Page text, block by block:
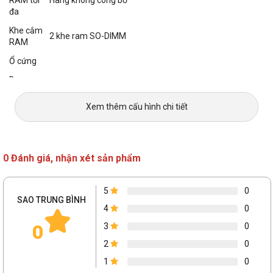
đa
Khe cắm
RAM
2 khe ram SO-DIMM
Ổ cứng
Dung
lượng ổ
cứng
512GB
Loại ổ
Chuẩn ổ
cứng mở
rộng
M.2 NVMe PCIe
Ổ quang
Không hỗ trợ
Card màn hình
Card tích
Intel UHD Graphics
Xem thêm cấu hình chi tiết
0 Đánh giá, nhận xét sản phẩm
SAO TRUNG BÌNH
0
5
0
4
0
3
0
2
0
1
0